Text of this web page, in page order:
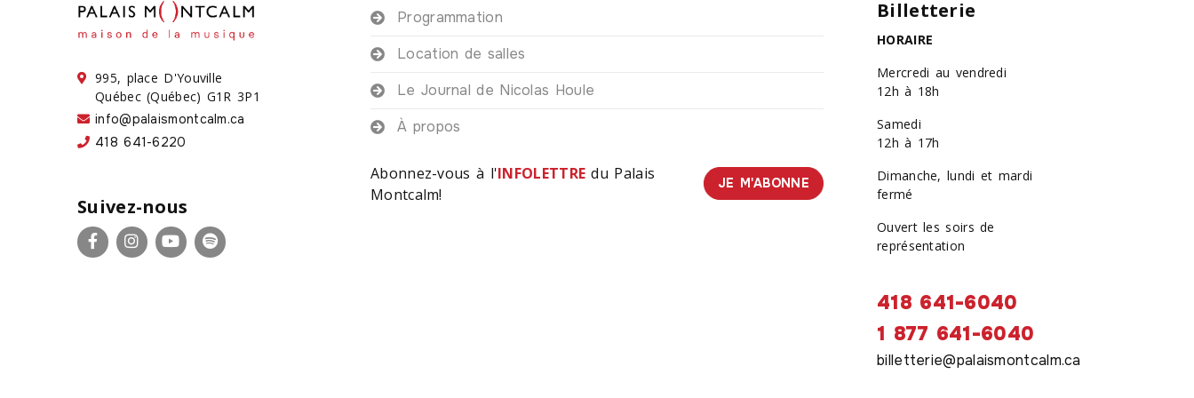
995, place D'Youville
Québec (Québec) G1R 3P1
info@palaismontcalm.ca
418 641-6220
Suivez-nous
FacebookInstagram
YouTubeSpotify
Programmation
Location de salles
Le Journal de Nicolas Houle
À propos
Abonnez-vous à l'INFOLETTRE du Palais
Montcalm!
JE M'ABONNE
Billetterie
HORAIRE
Mercredi au vendredi
12h à 18h
Samedi
12h à 17h
Dimanche, lundi et mardi
fermé
Ouvert les soirs de
représentation
418 641-6040
1 877 641-6040
billetterie@palaismontcalm.ca